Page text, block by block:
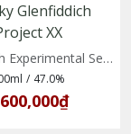
Glenfiddich
XX
Glenfiddich Experimental Series No 2
/ 47.0%